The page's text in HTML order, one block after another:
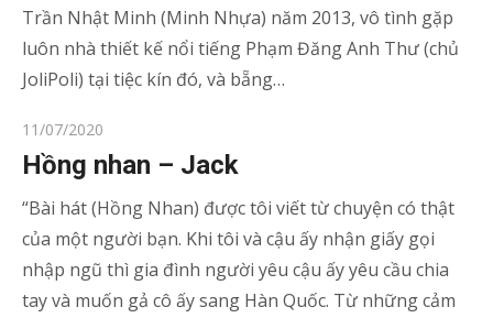
Trần Nhật Minh (Minh Nhựa) năm 2013, vô tình gặp
luôn nhà thiết kế nổi tiếng Phạm Đăng Anh Thư (chủ
JoliPoli) tại tiệc kín đó, và bẵng…
Posted
on
11/07/2020
Hồng nhan – Jack
“Bài hát (Hồng Nhan) được tôi viết từ chuyện có thật
của một người bạn. Khi tôi và cậu ấy nhận giấy gọi
nhập ngũ thì gia đình người yêu cậu ấy yêu cầu chia
tay và muốn gả cô ấy sang Hàn Quốc. Từ những cảm